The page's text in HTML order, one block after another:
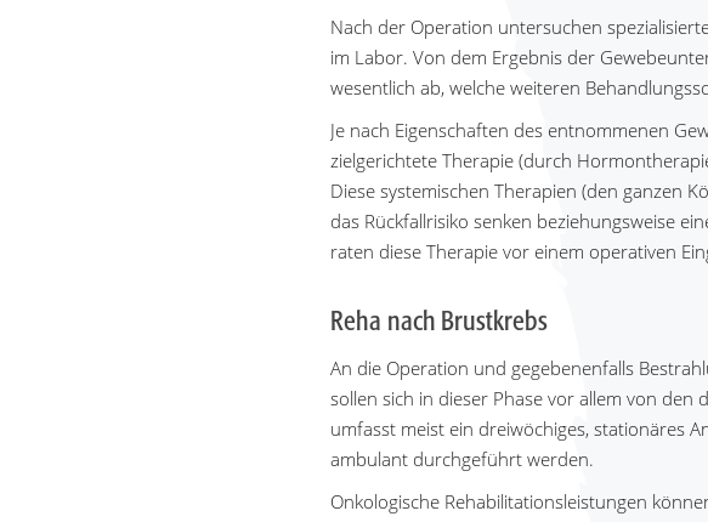
Nach der Operation untersuchen
im Labor. Von dem Ergebnis der
wesentlich ab, welche weiteren
Je nach Eigenschaften des entnommenen
zielgerichtete Therapie (durch
Diese systemischen Therapien (den ganzen
das Rückfallrisiko senken beziehungsweise
raten diese Therapie vor einem operativen
Reha nach Brustkrebs
An die Operation und gegebenenfalls
sollen sich in dieser Phase vor allem von
umfasst meist ein dreiwöchiges, stationäres
ambulant durchgeführt werden.
Onkologische Rehabilitationsleistungen